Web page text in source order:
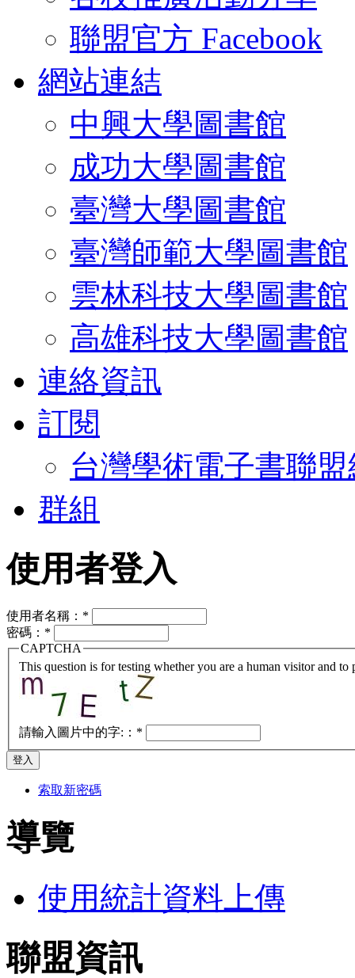
聯盟官方 Facebook
網站連結
中興大學圖書館
成功大學圖書館
臺灣大學圖書館
臺灣師範大學圖書館
雲林科技大學圖書館
高雄科技大學圖書館
連絡資訊
訂閱
台灣學術電子書聯
群組
使用者登入
使用者名稱： *
密碼： *
CAPTCHA
This question is for testing whether you are a human visitor and to
請輸入圖片中的字:： *
索取新密碼
導覽
使用統計資料上傳
聯盟資訊